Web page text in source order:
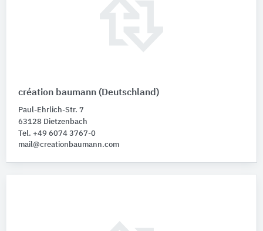
création baumann (Deutschland)
Paul-Ehrlich-Str. 7
63128 Dietzenbach
Tel. +49 6074 3767-0
mail@creationbaumann.com